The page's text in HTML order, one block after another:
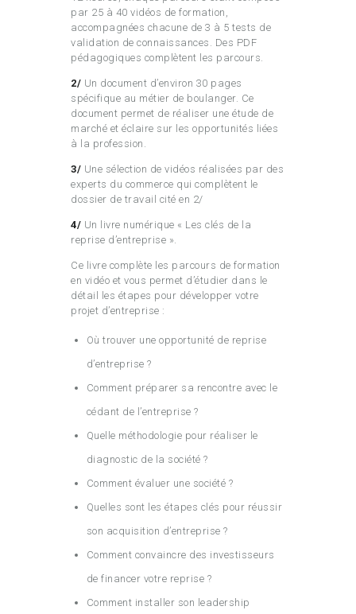
par 25 à 40 vidéos de formation,
accompagnées chacune de 3 à 5 tests de
validation de connaissances. Des PDF
pédagogiques complètent les parcours.
2/ Un document d’environ 30 pages
spécifique au métier de boulanger. Ce
document permet de réaliser une étude de
marché et éclaire sur les opportunités liées
à la profession.
3/ Une sélection de vidéos réalisées par des
experts du commerce qui complètent le
dossier de travail cité en 2/
4/ Un livre numérique « Les clés de la
reprise d’entreprise ».
Ce livre complète les parcours de formation
en vidéo et vous permet d’étudier dans le
détail les étapes pour développer votre
projet d’entreprise :
Où trouver une opportunité de reprise
d’entreprise ?
Comment préparer sa rencontre avec le
cédant de l’entreprise ?
Quelle méthodologie pour réaliser le
diagnostic de la société ?
Comment évaluer une société ?
Quelles sont les étapes clés pour réussir
son acquisition d’entreprise ?
Comment convaincre des investisseurs
de financer votre reprise ?
Comment installer son leadership